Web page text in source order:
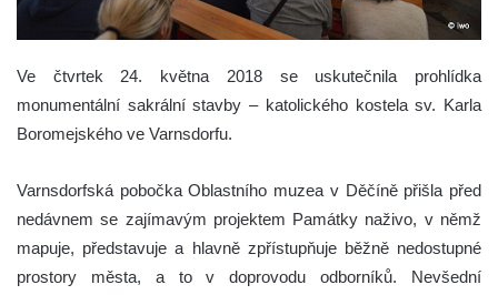
Ve čtvrtek 24. května 2018 se uskutečnila prohlídka
monumentální sakrální stavby – katolického kostela sv. Karla
Boromejského ve Varnsdorfu.
Varnsdorfská pobočka Oblastního muzea v Děčíně přišla před
nedávnem se zajímavým projektem Památky naživo, v němž
mapuje, představuje a hlavně zpřístupňuje běžně nedostupné
prostory města, a to v doprovodu odborníků. Nevšední